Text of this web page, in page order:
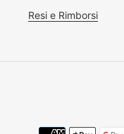
Resi e Rimborsi